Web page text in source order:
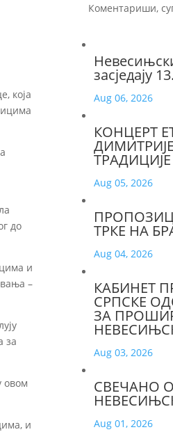
која
до
и
–
за
овом
и
Коментариши,
засједају
Aug 06, 2026
КОНЦЕРТ
Aug 05, 2026
ТРКЕ НА
Aug 04, 2026
КАБИНЕТ
СРПСКЕ
ЗА
Aug 03, 2026
СВЕЧАНО
Aug 01, 2026